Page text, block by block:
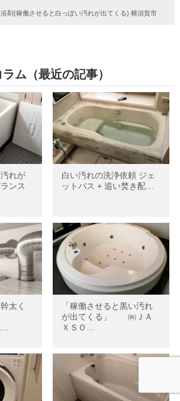
剤(稼働させると白っぽい汚れが出てくる) 横須賀市
ム（最近の記事）
れが
ンス
白い汚れの洗浄依頼 ジェ
ットバス + 追い焚き配…
太く
「稼働させると黒い汚れ
が出てくる」 ㈱ＪＡ
ＸＳＯ…